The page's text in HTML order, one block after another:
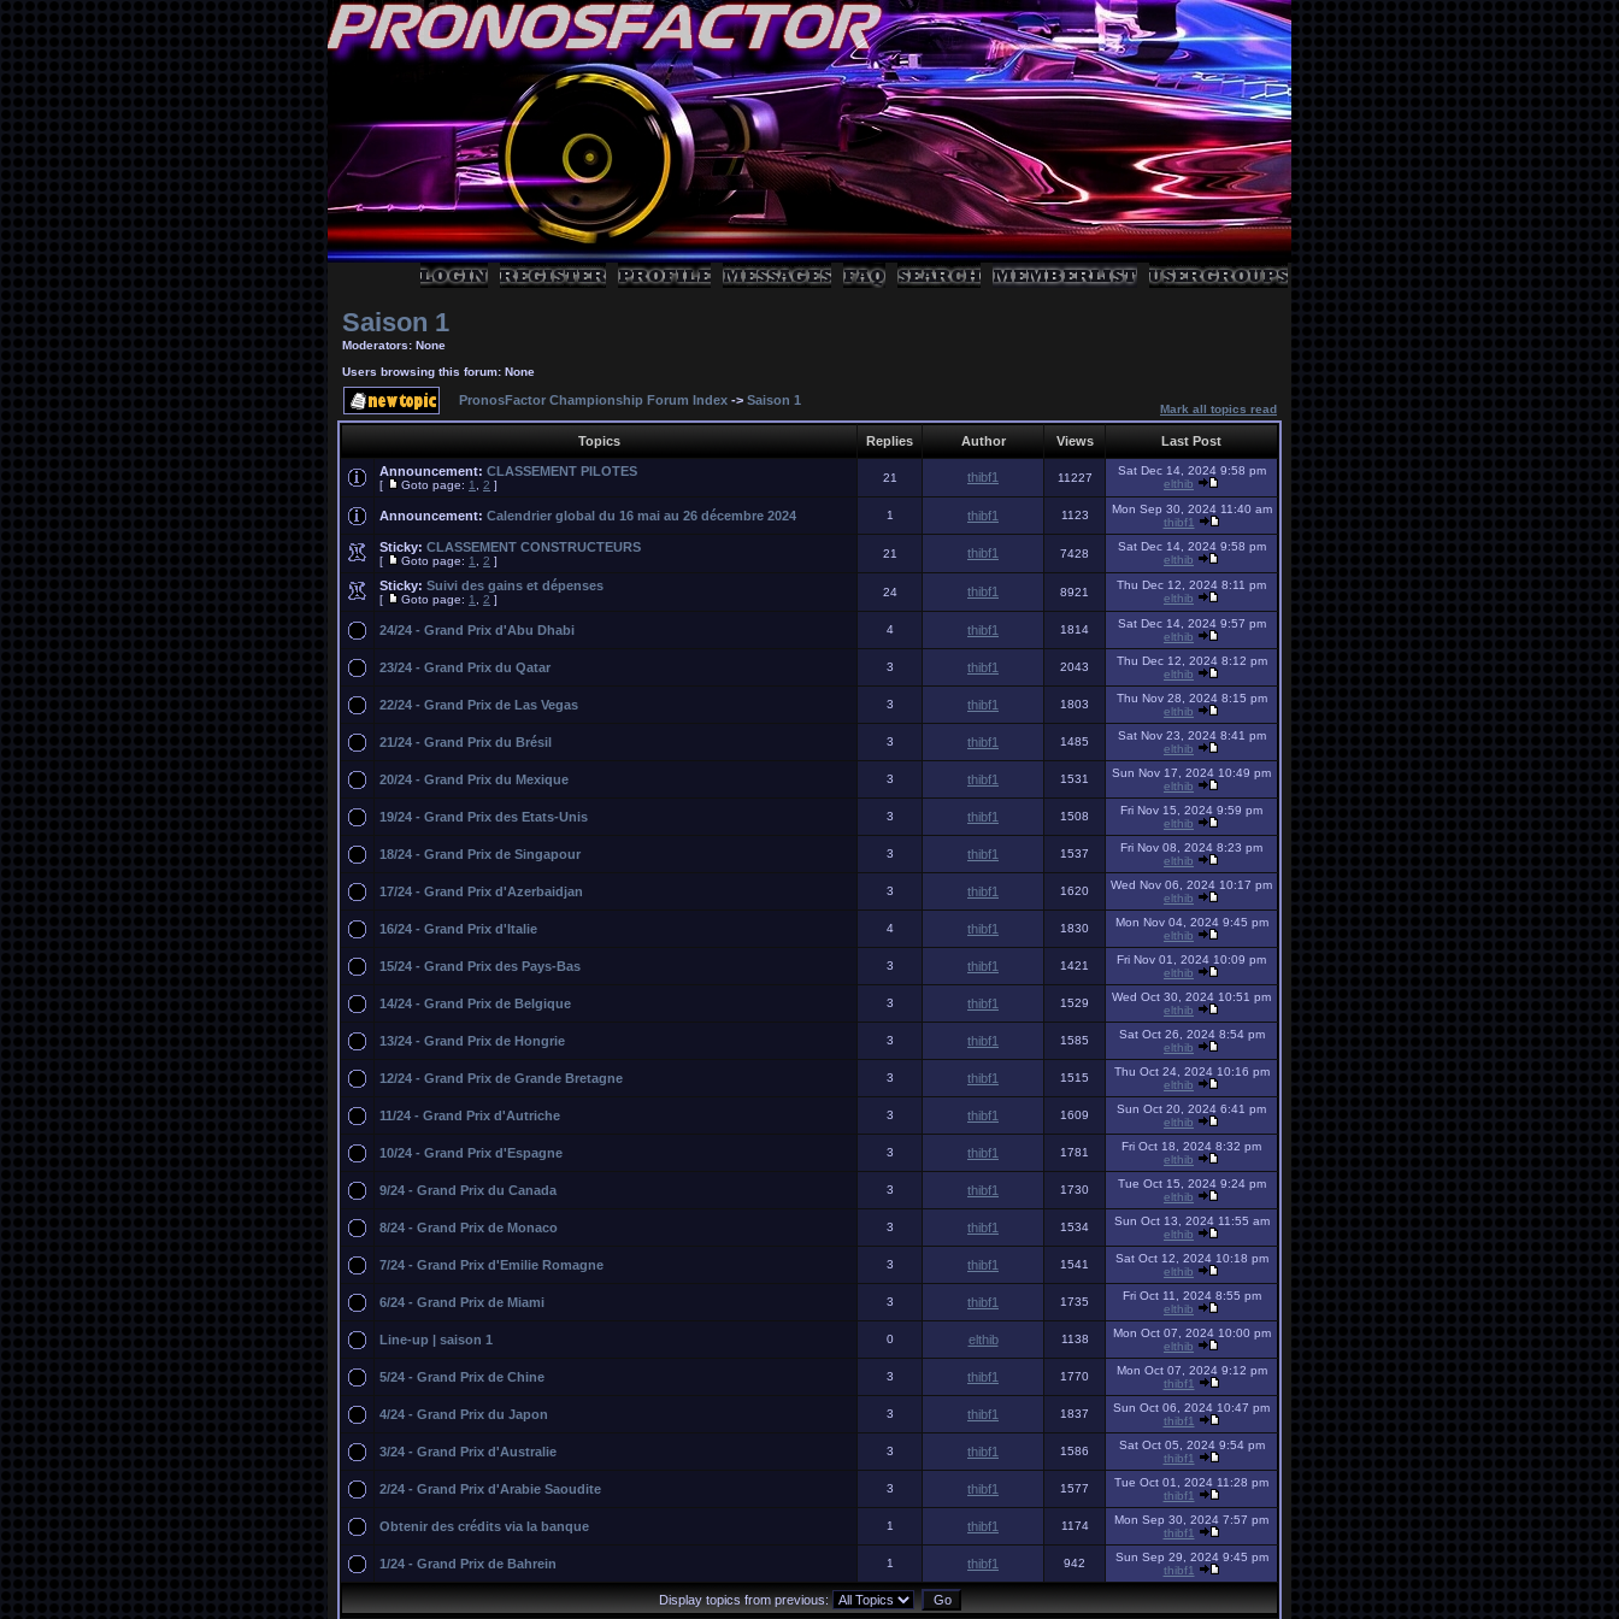
Saison 1
Moderators: None
Users browsing this forum: None
PronosFactor Championship Forum Index -> Saison 1
Mark all topics read
Topics Replies Author Views Last Post
Announcement: CLASSEMENT PILOTES
[ Goto page: 1 2 ]
21 thibf1 11227
Sat Dec 14, 2024 9:58 pm
elthib
Announcement: Calendrier global du 16 mai au 26 décembre 2024 1 thibf1 1123
Mon Sep 30, 2024 11:40 am
thibf1
Sticky: CLASSEMENT CONSTRUCTEURS
[ Goto page: 1 2 ]
21 thibf1 7428
Sat Dec 14, 2024 9:58 pm
elthib
Sticky: Suivi des gains et dépenses
[ Goto page: 1 2 ]
24 thibf1 8921
Thu Dec 12, 2024 8:11 pm
elthib
24/24 - Grand Prix d'Abu Dhabi 4 thibf1 1814
Sat Dec 14, 2024 9:57 pm
elthib
23/24 - Grand Prix du Qatar 3 thibf1 2043
Thu Dec 12, 2024 8:12 pm
elthib
22/24 - Grand Prix de Las Vegas 3 thibf1 1803
Thu Nov 28, 2024 8:15 pm
elthib
21/24 - Grand Prix du Brésil 3 thibf1 1485
Sat Nov 23, 2024 8:41 pm
elthib
20/24 - Grand Prix du Mexique 3 thibf1 1531
Sun Nov 17, 2024 10:49 pm
elthib
19/24 - Grand Prix des Etats-Unis 3 thibf1 1508
Fri Nov 15, 2024 9:59 pm
elthib
18/24 - Grand Prix de Singapour 3 thibf1 1537
Fri Nov 08, 2024 8:23 pm
elthib
17/24 - Grand Prix d'Azerbaidjan 3 thibf1 1620
Wed Nov 06, 2024 10:17 pm
elthib
16/24 - Grand Prix d'Italie 4 thibf1 1830
Mon Nov 04, 2024 9:45 pm
elthib
15/24 - Grand Prix des Pays-Bas 3 thibf1 1421
Fri Nov 01, 2024 10:09 pm
elthib
14/24 - Grand Prix de Belgique 3 thibf1 1529
Wed Oct 30, 2024 10:51 pm
elthib
13/24 - Grand Prix de Hongrie 3 thibf1 1585
Sat Oct 26, 2024 8:54 pm
elthib
12/24 - Grand Prix de Grande Bretagne 3 thibf1 1515
Thu Oct 24, 2024 10:16 pm
elthib
11/24 - Grand Prix d'Autriche 3 thibf1 1609
Sun Oct 20, 2024 6:41 pm
elthib
10/24 - Grand Prix d'Espagne 3 thibf1 1781
Fri Oct 18, 2024 8:32 pm
elthib
9/24 - Grand Prix du Canada 3 thibf1 1730
Tue Oct 15, 2024 9:24 pm
elthib
8/24 - Grand Prix de Monaco 3 thibf1 1534
Sun Oct 13, 2024 11:55 am
elthib
7/24 - Grand Prix d'Emilie Romagne 3 thibf1 1541
Sat Oct 12, 2024 10:18 pm
elthib
6/24 - Grand Prix de Miami 3 thibf1 1735
Fri Oct 11, 2024 8:55 pm
elthib
Line-up | saison 1 0 elthib 1138
Mon Oct 07, 2024 10:00 pm
elthib
5/24 - Grand Prix de Chine 3 thibf1 1770
Mon Oct 07, 2024 9:12 pm
thibf1
4/24 - Grand Prix du Japon 3 thibf1 1837
Sun Oct 06, 2024 10:47 pm
thibf1
3/24 - Grand Prix d'Australie 3 thibf1 1586
Sat Oct 05, 2024 9:54 pm
thibf1
2/24 - Grand Prix d'Arabie Saoudite 3 thibf1 1577
Tue Oct 01, 2024 11:28 pm
thibf1
Obtenir des crédits via la banque 1 thibf1 1174
Mon Sep 30, 2024 7:57 pm
thibf1
1/24 - Grand Prix de Bahrein 1 thibf1 942
Sun Sep 29, 2024 9:45 pm
thibf1
Display topics from previous: